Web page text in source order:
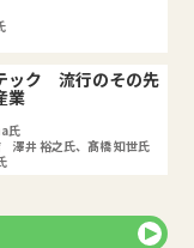
ック 流行のその先
業
氏
澤井 裕之氏、髙橋 知世氏